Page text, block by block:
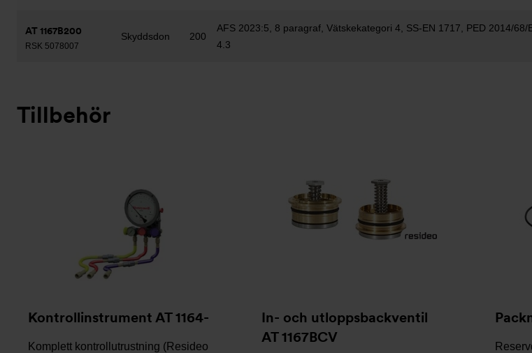
AT 1167B200
RSK 5078007
Skyddsdon 200
AFS 2023:5, 8 paragraf, Vätskekategori 4, SS-EN 1717, PED 2014/68/
4.3
Tillbehör
Kontrollinstrument AT 1164-
Komplett kontrollutrustning (Resideo
In- och utloppsbackventil
AT 1167BCV